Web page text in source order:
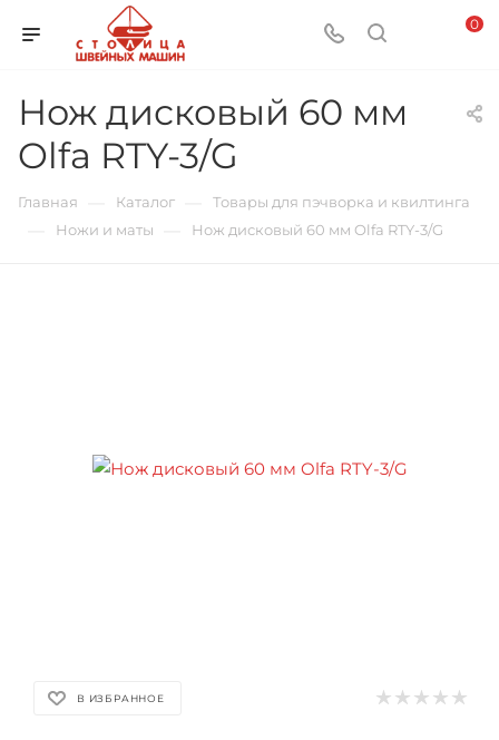
0
Нож дисковый 60 мм
Olfa RTY-3/G
Главная Каталог Товары для пэчворка и квилтинга
Ножи и маты Нож дисковый 60 мм Olfa RTY-3/G
В ИЗБРАННОЕ